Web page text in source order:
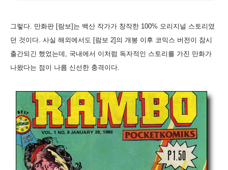
그렇다. 만화판 [람보]는 백산 작가가 창작한 100% 오리지널 스토리였
던 것이다. 사실 해외에서도 [람보 2]의 개봉 이후 코믹스 버전이 잠시
출간되긴 했었는데, 국내에서 이처럼 독자적인 스토리를 가진 만화가
나왔다는 점이 나름 신선한 충격이다.